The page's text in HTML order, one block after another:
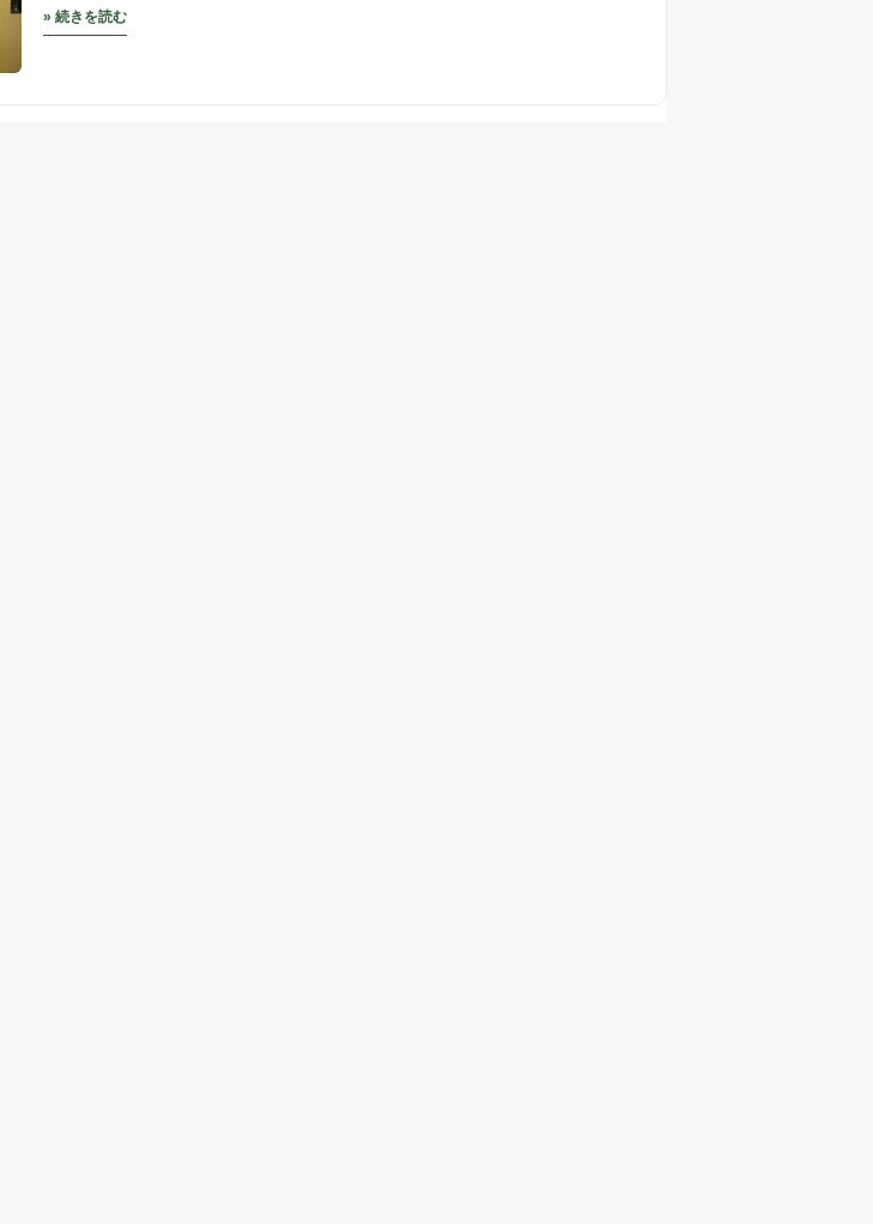
» 続きを読む